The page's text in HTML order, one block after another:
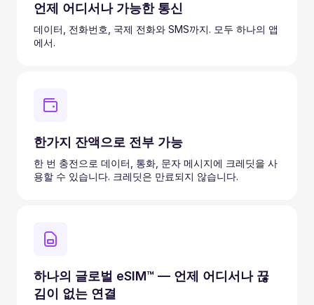
언제 어디서나 가능한 통신
데이터, 전화번호, 국제 전화와 SMS까지. 모두 하나의 앱
에서.
한가지 잔액으로 전부 가능
한 번 충전으로 데이터, 통화, 문자 메시지에 크레딧을 사
용할 수 있습니다. 크레딧은 만료되지 않습니다.
하나의 글로벌 eSIM™ — 언제 어디서나 끊
김이 없는 연결